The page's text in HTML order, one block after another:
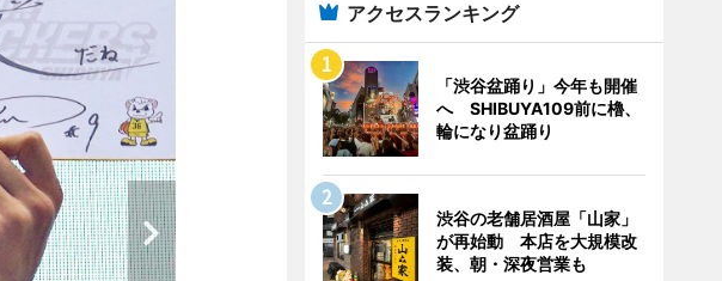
アクセスランキング
「渋谷盆踊り」今年も開催
へ SHIBUYA109前に櫓、
輪になり盆踊り
渋谷の老舗居酒屋「山家」
が再始動 本店を大規模改
装、朝・深夜営業も